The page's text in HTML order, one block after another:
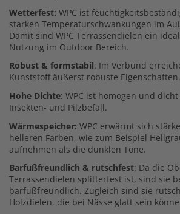
Wetterfest: WPC ist
starken Temperaturschwankungen im
Damit sind WPC Terrassendielen ein
Nutzung im Outdoor Bereich.
Robust & formstabil: Im Verbund
Kunststoff äußerst robuste Eigenschaften.
Hohe Dichte: WPC ist homogen und
Insekten- und Pilzbefall.
Wärmespeicher: WPC erwärmt sich
helleren Farben, wie zum Beispiel
aufnehmen als die dunklen Töne.
Barfußfreundlich & rutschfest: Da die
Terrassendielen splitterfest ist, sind sie
barfußfreundlich. Zugleich sind sie
Holzdielen, die bei Nässe glatt sein